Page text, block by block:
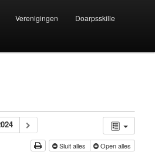
Verenigingen Doarpsskille
Sluit alles Open alles